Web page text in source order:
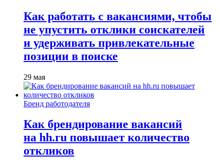
Как работать с вакансиями, чтобы
не упустить отклики соискателей
и удерживать привлекательные
позиции в поиске
29 мая
Бренд работодателя
Как брендирование вакансий
на hh.ru повышает количество
откликов